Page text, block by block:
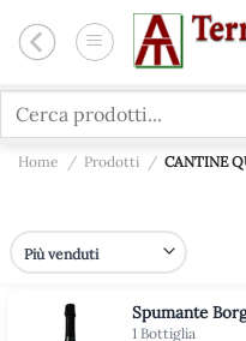
Cerca:
Home / Prodotti / CANTINE
Spumante
1 Bottiglia